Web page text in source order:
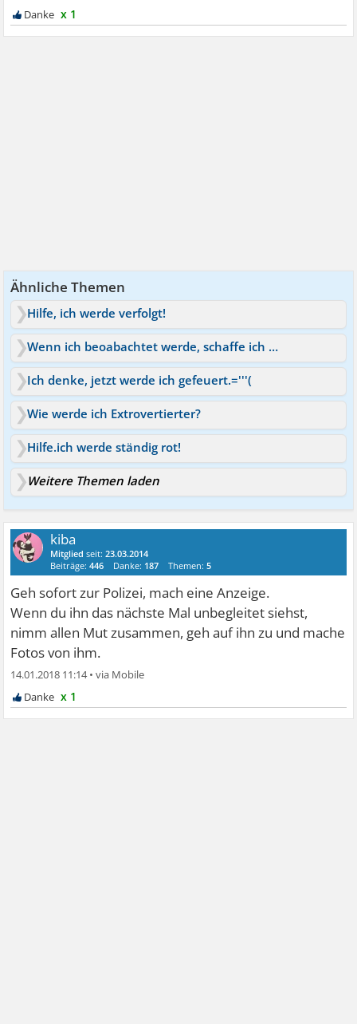
x 1
Ähnliche Themen
Hilfe, ich werde verfolgt!
Wenn ich beoabachtet werde, schaffe ich nichts mehr
Ich denke, jetzt werde ich gefeuert.='''(
Wie werde ich Extrovertierter?
Hilfe.ich werde ständig rot!
Weitere Themen laden
kiba
Mitglied seit:23.03.2014
Beiträge:446 Danke: 187 Themen:5
Geh sofort zur Polizei, mach eine Anzeige.
Wenn du ihn das nächste Mal unbegleitet siehst,
nimm allen Mut zusammen, geh auf ihn zu und mache
Fotos von ihm.
14.01.2018 11:14•
x 1